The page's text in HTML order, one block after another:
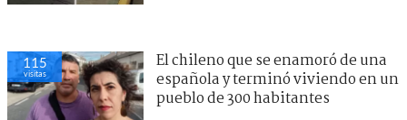
115
visitas
El chileno que se enamoró de una
española y terminó viviendo en un
pueblo de 300 habitantes